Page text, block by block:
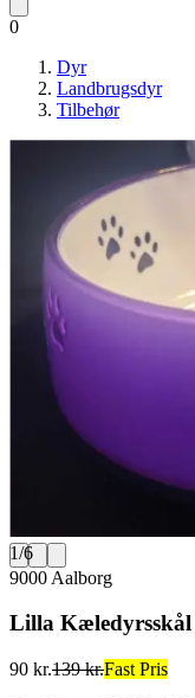
0
Dyr
Landbrugsdyr
Tilbehør
1/6
9000 Aalborg
Lilla Kæledyrsskål
90 kr.139 kr.Fast Pris